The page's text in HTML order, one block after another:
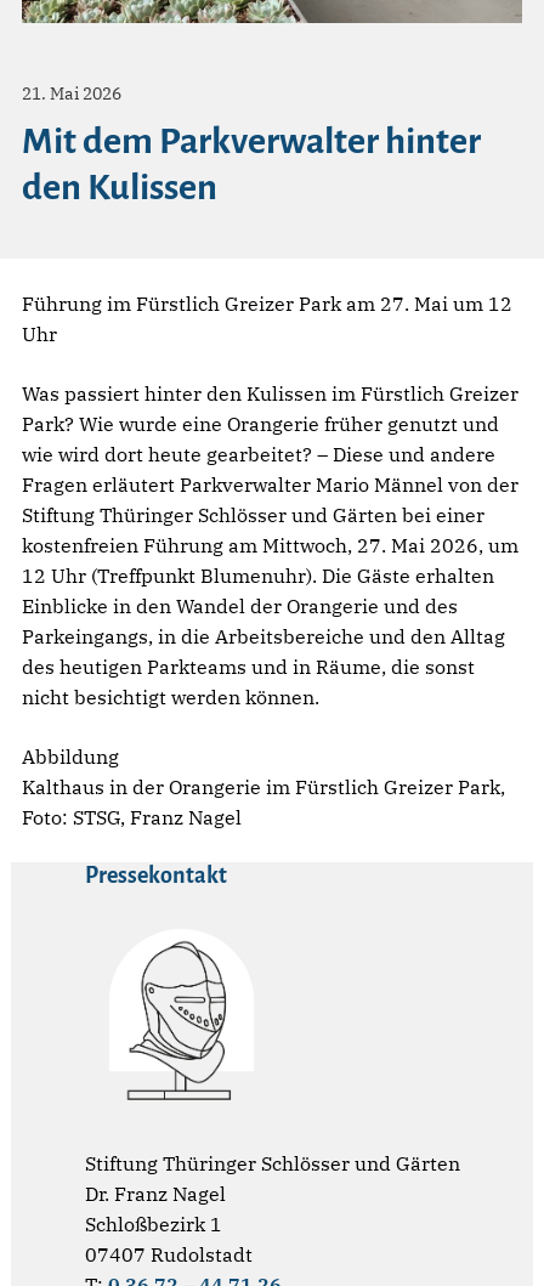
21. Mai 2026
Mit dem Parkverwalter hinter
den Kulissen
Führung im Fürstlich Greizer Park am 27. Mai um 12
Uhr
Was passiert hinter den Kulissen im Fürstlich Greizer
Park? Wie wurde eine Orangerie früher genutzt und
wie wird dort heute gearbeitet? – Diese und andere
Fragen erläutert Parkverwalter Mario Männel von der
Stiftung Thüringer Schlösser und Gärten bei einer
kostenfreien Führung am Mittwoch, 27. Mai 2026, um
12 Uhr (Treffpunkt Blumenuhr). Die Gäste erhalten
Einblicke in den Wandel der Orangerie und des
Parkeingangs, in die Arbeitsbereiche und den Alltag
des heutigen Parkteams und in Räume, die sonst
nicht besichtigt werden können.
Abbildung
Kalthaus in der Orangerie im Fürstlich Greizer Park,
Foto: STSG, Franz Nagel
Pressekontakt
Stiftung Thüringer Schlösser und Gärten
Dr. Franz Nagel
Schloßbezirk 1
07407 Rudolstadt